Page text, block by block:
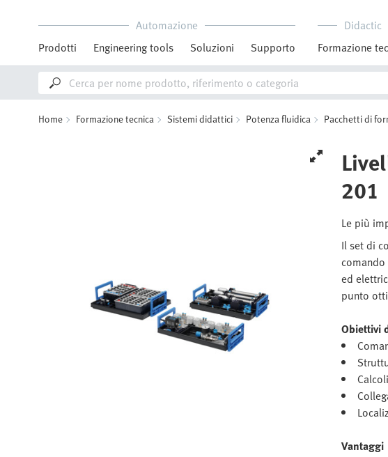
Automazione
Prodotti
Engineering tools Soluzioni Supporto
Didactic
Formazione
Home Formazione tecnica Sistemi didattici Potenza fluidica Pacchetti di
201
Le più
Il set di
ed
punto
Obiettivi
Vantaggi